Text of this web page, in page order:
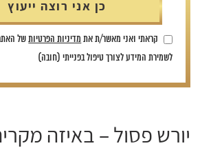
יורש פסול – באיזה
קראתי ואני מאשר/ת את מדיניות הפרטיותשל
לשמירת המידע לצורך טיפול בפנייתי (חובה)